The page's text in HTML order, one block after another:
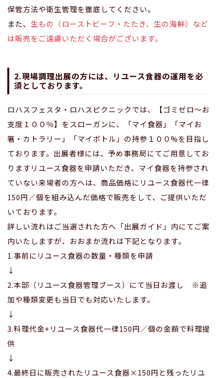
保管方法や衛生管理を徹底してください。
また、 生もの（ローストビーフ・たたき、生の海鮮）など
は販売をご遠慮いただく場合がございます。
2.現場調理出展の方には、リユース食器の運用を必
須としております。
ロハスフェスタ・ロハスピクニックでは、【ゴミゼロ～お
支度１００％】をスローガンに、「マイ食器」「マイお
箸・カトラリー」「マイボトル」の持参１００%を目指し
ております。出展者様には、予め事務局にてご用意してお
りますリユース食器を申請いただき、マイ食器を持参され
ていない来場者の方へは、商品価格にリユース食器代一律
150円／個を組み込んだ価格で販売をして、ご提供いただ
いております。
詳しい流れはご当選された方へ「出展ガイド」内にてご案
内いたしますが、おおまか流れは下記となります。
1.事前にリユース食器の数量・種類を申請
↓
2.本部（リユース食器管理ブース）にて当日お渡し ※追
加や種類変更も当日でも対応いたします。
↓
3.料理代金+リユース食器代一律150円／個の金額で料理提
供
↓
4.最終日に販売されたリユース食器×150円と残ったリユ